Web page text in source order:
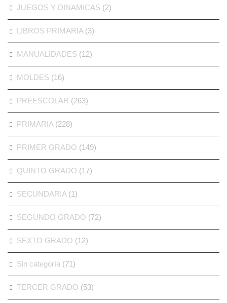
JUEGOS Y DINAMICAS (2)
LIBROS PRIMARIA (3)
MANUALIDADES (12)
MOLDES (16)
PREESCOLAR (263)
PRIMARIA (228)
PRIMER GRADO (149)
QUINTO GRADO (17)
SECUNDARIA (1)
SEGUNDO GRADO (72)
SEXTO GRADO (12)
Sin categoría (71)
TERCER GRADO (53)